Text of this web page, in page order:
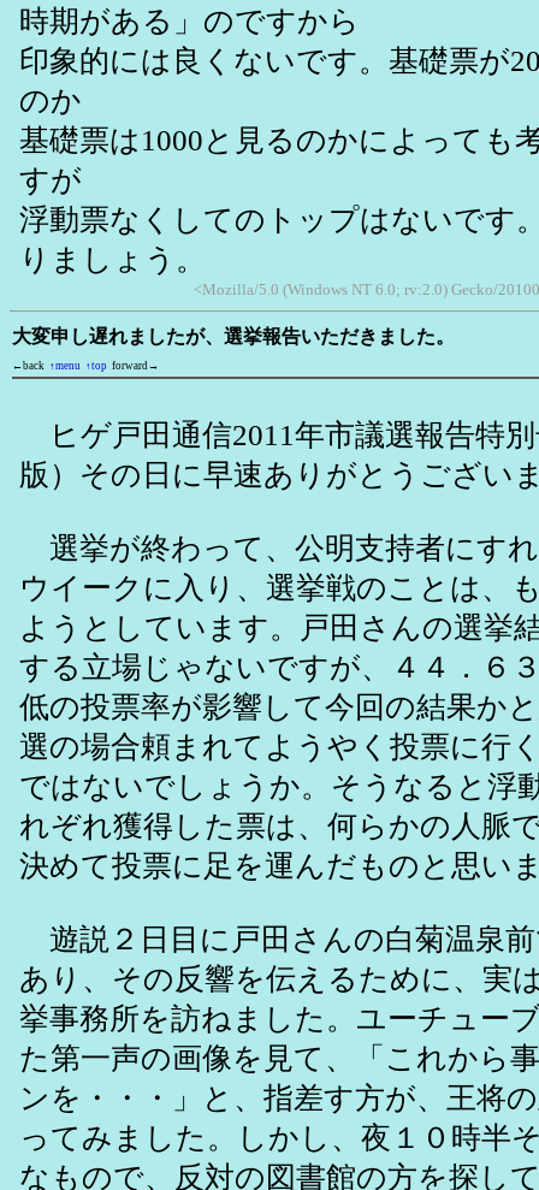
時期がある」のですから
印象的には良くないです。基礎票が
のか
基礎票は1000と見るのかによっても
すが
浮動票なくしてのトップはないです
りましょう。
<Mozilla/5.0 (Windows NT 6.0; rv:2.0) Gecko/
大変申し遅れましたが、選挙報告いただきました。
←back ↑menu ↑top forward→
ヒゲ戸田通信2011年市議選報告特別
版）その日に早速ありがとうござい
選挙が終わって、公明支持者にす
ウイークに入り、選挙戦のことは、
ようとしています。戸田さんの選挙
する立場じゃないですが、４４．６
低の投票率が影響して今回の結果か
選の場合頼まれてようやく投票に行
ではないでしょうか。そうなると浮
れぞれ獲得した票は、何らかの人脈
決めて投票に足を運んだものと思い
遊説２日目に戸田さんの白菊温泉
あり、その反響を伝えるために、実
挙事務所を訪ねました。ユーチュー
た第一声の画像を見て、「これから
ンを・・・」と、指差す方が、王将
ってみました。しかし、夜１０時半
なもので、反対の図書館の方を探し